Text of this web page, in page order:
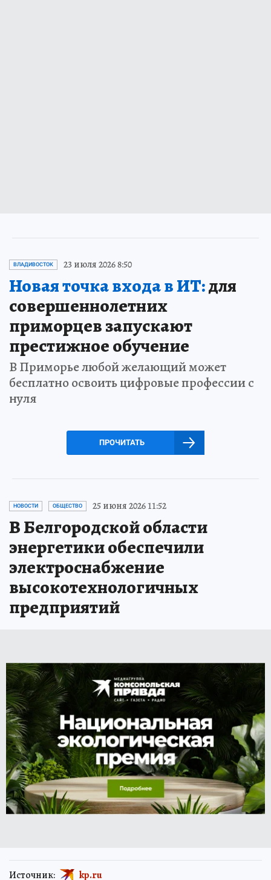
ВЛАДИВОСТОК 23 июля 2026 8:50
Новая точка входа в ИТ:для
совершеннолетних
приморцев запускают
престижное обучение
В Приморье любой желающий может
бесплатно освоить цифровые профессии с
нуля
ПРОЧИТАТЬ
НОВОСТИ ОБЩЕСТВО 25 июня 2026 11:52
В Белгородской области
энергетики обеспечили
электроснабжение
высокотехнологичных
предприятий
Источник: kp.ru